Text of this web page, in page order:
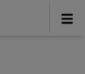
Toggle